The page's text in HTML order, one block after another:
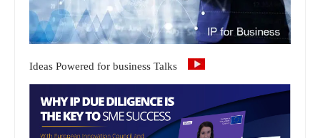
Ideas Powered for business Talks